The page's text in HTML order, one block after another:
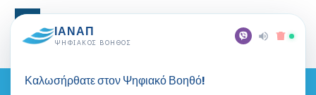
[qr_claim_page]
ΙΑΝΑΠ
ΨΗΦΙΑΚΌΣ ΒΟΗΘΌΣ
Καλωσήρθατε στον Ψηφιακό Βοηθό!